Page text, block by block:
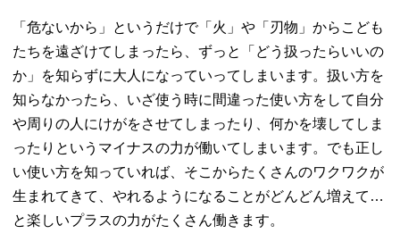
「危ないから」というだけで「火」や「刃物」からこども
たちを遠ざけてしまったら、ずっと「どう扱ったらいいの
か」を知らずに大人になっていってしまいます。扱い方を
知らなかったら、いざ使う時に間違った使い方をして自分
や周りの人にけがをさせてしまったり、何かを壊してしま
ったりというマイナスの力が働いてしまいます。でも正し
い使い方を知っていれば、そこからたくさんのワクワクが
生まれてきて、やれるようになることがどんどん増えて…
と楽しいプラスの力がたくさん働きます。